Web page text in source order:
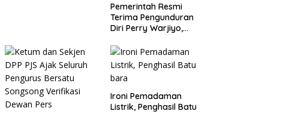
Pemerintah Resmi
Terima Pengunduran
Diri Perry Warjiyo,
Jalankan Tugas
Gubernur BI
Sementara
Ironi Pemadaman
Listrik, Penghasil Batu